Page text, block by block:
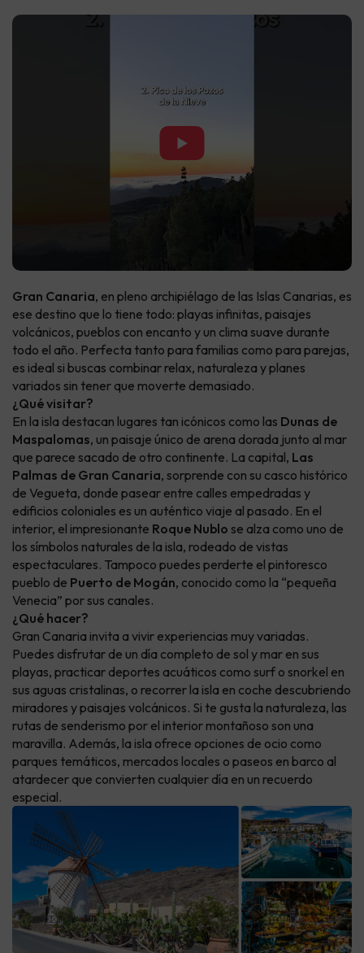
▶
Gran Canaria, en pleno archipiélago de las Islas Canarias, es
ese destino que lo tiene todo: playas infinitas, paisajes
volcánicos, pueblos con encanto y un clima suave durante
todo el año. Perfecta tanto para familias como para parejas,
es ideal si buscas combinar relax, naturaleza y planes
variados sin tener que moverte demasiado.
¿Qué visitar?
En la isla destacan lugares tan icónicos como las Dunas de
Maspalomas, un paisaje único de arena dorada junto al mar
que parece sacado de otro continente. La capital, Las
Palmas de Gran Canaria, sorprende con su casco histórico
de Vegueta, donde pasear entre calles empedradas y
edificios coloniales es un auténtico viaje al pasado. En el
interior, el impresionante Roque Nublo se alza como uno de
los símbolos naturales de la isla, rodeado de vistas
espectaculares. Tampoco puedes perderte el pintoresco
pueblo de Puerto de Mogán, conocido como la “pequeña
Venecia” por sus canales.
¿Qué hacer?
Gran Canaria invita a vivir experiencias muy variadas.
Puedes disfrutar de un día completo de sol y mar en sus
playas, practicar deportes acuáticos como surf o snorkel en
sus aguas cristalinas, o recorrer la isla en coche descubriendo
miradores y paisajes volcánicos. Si te gusta la naturaleza, las
rutas de senderismo por el interior montañoso son una
maravilla. Además, la isla ofrece opciones de ocio como
parques temáticos, mercados locales o paseos en barco al
atardecer que convierten cualquier día en un recuerdo
especial.